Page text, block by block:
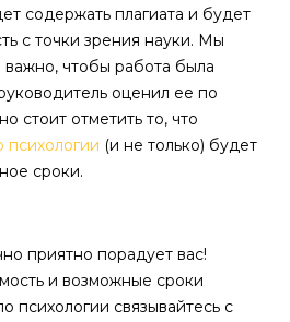
содержать плагиата и будет
с точки зрения науки. Мы
чтобы работа была
оценил ее по
стоит отметить то, что
психологии (и не только) будет
сроки.
приятно порадует вас!
и возможные сроки
психологии связывайтесь с